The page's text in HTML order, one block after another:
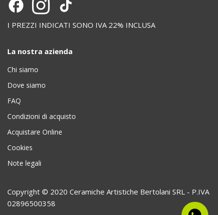
I PREZZI INDICATI SONO IVA 22% INCLUSA
La nostra azienda
Chi siamo
Dove siamo
FAQ
Condizioni di acquisto
Acquistare Online
Cookies
Note legali
Copyright © 2020 Ceramiche Artistiche Bertolani SRL - P.IVA
02896500358